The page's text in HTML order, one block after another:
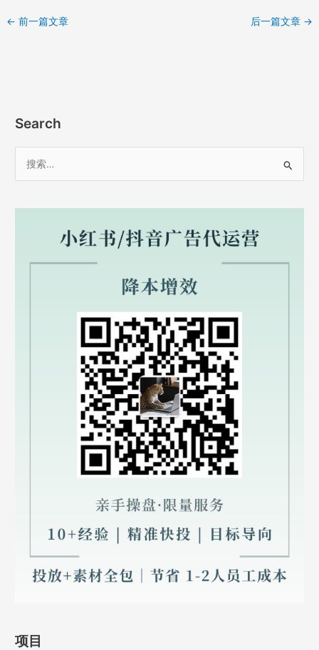
← 前一篇文章 后一篇文章 →
Search
项目